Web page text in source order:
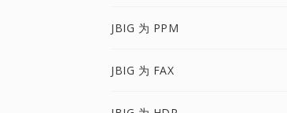
JBIG 为 PPM
JBIG 为 FAX